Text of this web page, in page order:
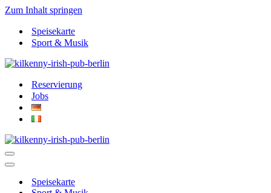
Zum Inhalt springen
Speisekarte
Sport & Musik
Reservierung
Jobs
Navigationsmenü
Navigationsmenü
Speisekarte